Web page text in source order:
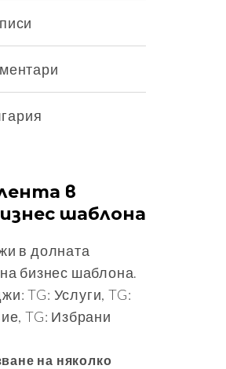
в
шаблона
в долната
бизнес шаблона.
TG: Услуги, TG:
TG: Избрани
на няколко